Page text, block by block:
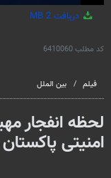
دریافت 2 MB
کد مطلب6410060
فیلم بین الملل
لحظه انفجار
امنیتی پاکستان